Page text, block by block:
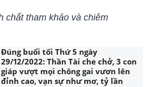
chất tham khảo và chiêm
Đúng buổi tối Thứ 5 ngày
29/12/2022: Thần Tài che chở, 3 con
giáp vượt mọi chông gai vươn lên
đỉnh cao, vạn sự như mơ, tỷ lần